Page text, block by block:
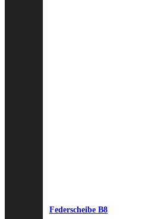
Federscheibe B8